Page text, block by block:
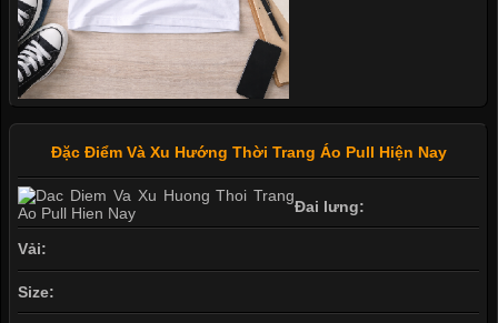
Đặc Điểm Và Xu Hướng Thời Trang Áo Pull Hiện Nay
Đai lưng:
Vải:
Size: